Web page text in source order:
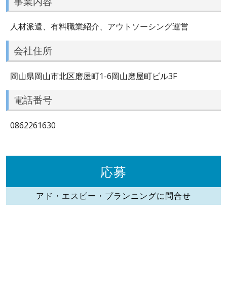
人材派遣、有料職業紹介、アウトソーシング運営
会社住所
岡山県岡山市北区磨屋町1-6岡山磨屋町ビル3F
電話番号
0862261630
応募
アド・エスピー・プランニングに問合せ